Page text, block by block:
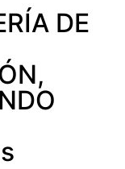
DE
,